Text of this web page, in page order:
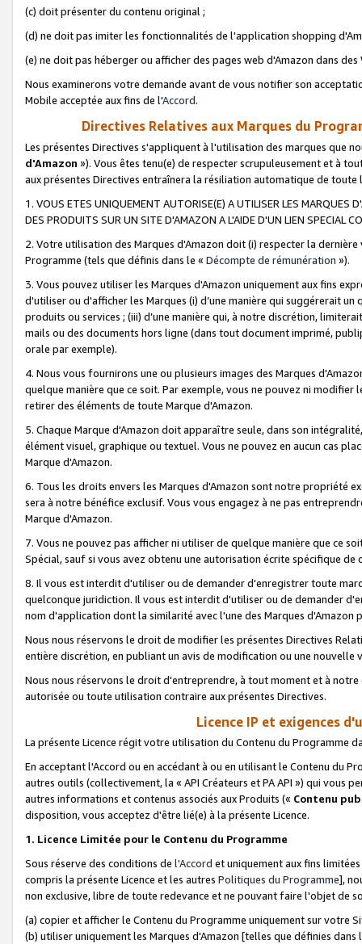
(c) doit présenter du contenu original ;
(d) ne doit pas imiter les fonctionnalités de l'application shopping
(e) ne doit pas héberger ou afficher des pages web d'Amazon dans
Nous examinerons votre demande avant de vous notifier son
Mobile acceptée aux fins de l'Accord.
Directives Relatives aux Marques du
Les présentes Directives s'appliquent à l'utilisation des marques que
d'Amazon »). Vous êtes tenu(e) de respecter scrupuleusement et à
aux présentes Directives entraînera la résiliation automatique de
1. VOUS ETES UNIQUEMENT AUTORISE(E) A UTILISER LES MARQUES
DES PRODUITS SUR UN SITE D'AMAZON A L'AIDE D'UN LIEN SPECIAL
2. Votre utilisation des Marques d'Amazon doit (i) respecter la
Programme (tels que définis dans le « Décompte de rémunération »).
3. Vous pouvez utiliser les Marques d'Amazon uniquement aux fins
d'utiliser ou d'afficher les Marques (i) d’une manière qui suggérerait
produits ou services ; (iii) d’une manière qui, à notre discrétion,
mails ou des documents hors ligne (dans tout document imprimé,
orale par exemple).
4. Nous vous fournirons une ou plusieurs images des Marques
quelque manière que ce soit. Par exemple, vous ne pouvez ni
retirer des éléments de toute Marque d'Amazon.
5. Chaque Marque d'Amazon doit apparaître seule, dans son
élément visuel, graphique ou textuel. Vous ne pouvez en aucun cas
Marque d'Amazon.
6. Tous les droits envers les Marques d'Amazon sont notre propriété
sera à notre bénéfice exclusif. Vous vous engagez à ne pas
Marque d'Amazon.
7. Vous ne pouvez pas afficher ni utiliser de quelque manière que ce
Spécial, sauf si vous avez obtenu une autorisation écrite spécifique de
8. Il vous est interdit d'utiliser ou de demander d'enregistrer toute
quelconque juridiction. Il vous est interdit d'utiliser ou de demander
nom d'application dont la similarité avec l'une des Marques
Nous nous réservons le droit de modifier les présentes Directives
entière discrétion, en publiant un avis de modification ou une nouvelle
Nous nous réservons le droit d'entreprendre, à tout moment et à
autorisée ou toute utilisation contraire aux présentes Directives.
Licence IP et exigences
La présente Licence régit votre utilisation du Contenu du Programme
En acceptant l'Accord ou en accédant à ou en utilisant le Contenu du
autres outils (collectivement, la « API Créateurs et PA API ») qui vous
autres informations et contenus associés aux Produits (« Contenu
disposition, vous acceptez d'être lié(e) à la présente Licence.
1. Licence Limitée pour le Contenu du Programme
Sous réserve des conditions de l'Accord et uniquement aux fins
compris la présente Licence et les autres Politiques du Programme],
non exclusive, libre de toute redevance et ne pouvant faire l'objet de
(a) copier et afficher le Contenu du Programme uniquement sur votre
(b) utiliser uniquement les Marques d'Amazon [telles que définies dans